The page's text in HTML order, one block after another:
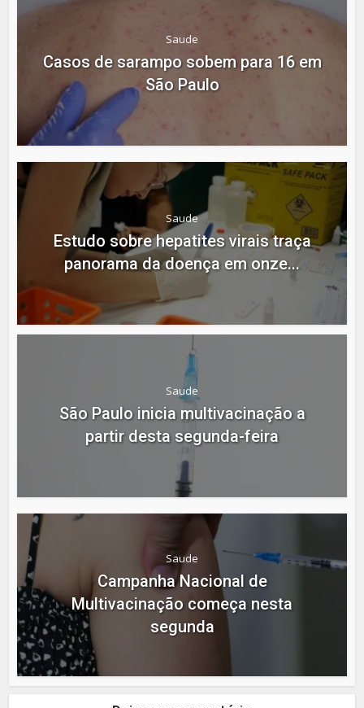
Saude
Casos de sarampo sobem para 16 em
São Paulo
Saude
Estudo sobre hepatites virais traça
panorama da doença em onze...
Saude
São Paulo inicia multivacinação a
partir desta segunda-feira
Saude
Campanha Nacional de
Multivacinação começa nesta
segunda